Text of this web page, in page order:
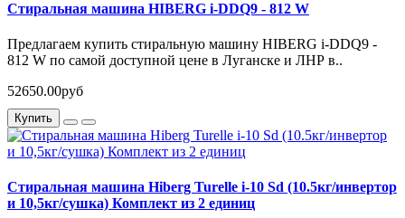
Стиральная машина HIBERG i-DDQ9 - 812 W
Предлагаем купить стиральную машину HIBERG i-DDQ9 -
812 W по самой доступной цене в Луганске и ЛНР в..
52650.00руб
Купить
Стиральная машина Hiberg Turelle i-10 Sd (10.5кг/инвертор
и 10,5кг/сушка) Комплект из 2 единиц